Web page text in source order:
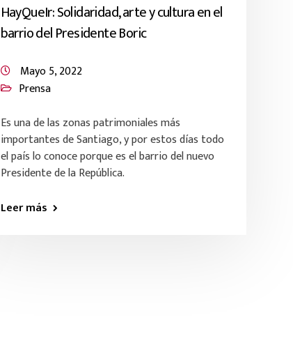
HayQueIr: Solidaridad, arte y cultura en el
barrio del Presidente Boric
Mayo 5, 2022
Prensa
Es una de las zonas patrimoniales más
importantes de Santiago, y por estos días todo
el país lo conoce porque es el barrio del nuevo
Presidente de la República.
Leer más